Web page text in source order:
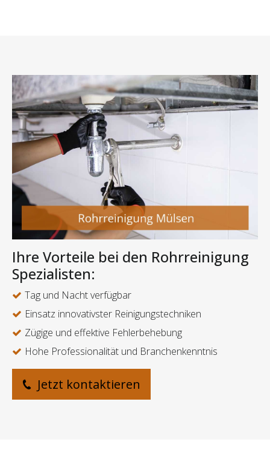
Ihre Vorteile bei den Rohrreinigung
Spezialisten:
Tag und Nacht verfügbar
Einsatz innovativster Reinigungstechniken
Zügige und effektive Fehlerbehebung
Hohe Professionalität und Branchenkenntnis
Jetzt kontaktieren